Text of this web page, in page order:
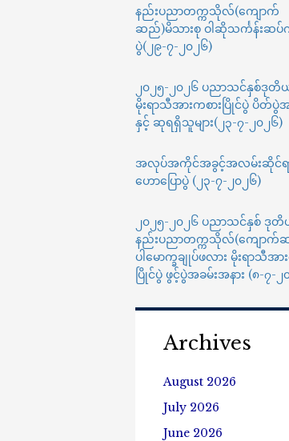
နည်းပညာတက္ကသိုလ်(ကျောက်
ဆည်)မိသားစု ဝါဆိုသင်္ကန်းဆပ်
ပွဲ(၂၉-၇-၂၀၂၆)
၂၀၂၅-၂၀၂၆ ပညာသင်နှစ်ဒု
မိုးရာသီအားကစားပြိုင်ပွဲ ပိတ်ပွဲအ
နှင့် ဆုရရှိသူများ(၂၃-၇-၂၀၂၆)
အလုပ်အကိုင်အခွင့်အလမ်းဆိုင်ရ
ဟောပြောပွဲ (၂၃-၇-၂၀၂၆)
၂၀၂၅-၂၀၂၆ ပညာသင်နှစ် ဒု
နည်းပညာတက္ကသိုလ်(ကျောက်
ပါမောက္ခချုပ်ဖလား မိုးရာသီအာ
ပြိုင်ပွဲ ဖွင့်ပွဲအခမ်းအနား (၈-၇-၂
Archives
August 2026
July 2026
June 2026